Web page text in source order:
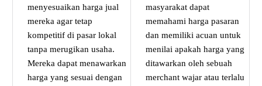
menyesuaikan harga jual
mereka agar tetap
kompetitif di pasar lokal
tanpa merugikan usaha.
Mereka dapat menawarkan
harga yang sesuai dengan
masyarakat dapat
memahami harga pasaran
dan memiliki acuan untuk
menilai apakah harga yang
ditawarkan oleh sebuah
merchant wajar atau terlalu